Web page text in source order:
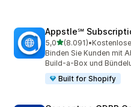
Appstle℠
5,0von 5 Sternen
(8.091)
8091 Rezensionen
•
Binden Sie Kunden mit
Build-a-Box und
Built for Shopify